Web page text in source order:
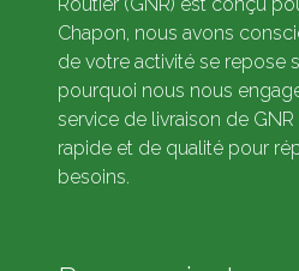
Chapon, nous avons
de votre activité se repose
pourquoi nous nous
service de livraison de
rapide et de qualité pour
besoins.